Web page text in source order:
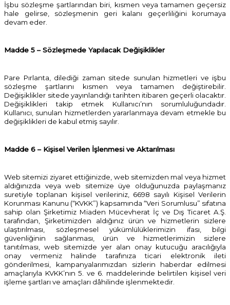
İşbu sözleşme şartlarından biri, kısmen veya tamamen geçersiz
hale gelirse, sözleşmenin geri kalanı geçerliliğini korumaya
devam eder.
Madde 5 – Sözleşmede Yapılacak Değişiklikler
Pare Pırlanta, dilediği zaman sitede sunulan hizmetleri ve işbu
sözleşme şartlarını kısmen veya tamamen değiştirebilir.
Değişiklikler sitede yayınlandığı tarihten itibaren geçerli olacaktır.
Değişiklikleri takip etmek Kullanıcı’nın sorumluluğundadır.
Kullanıcı, sunulan hizmetlerden yararlanmaya devam etmekle bu
değişiklikleri de kabul etmiş sayılır.
Madde 6 – Kişisel Verilen İşlenmesi ve Aktarılması
Web sitemizi ziyaret ettiğinizde, web sitemizden mal veya hizmet
aldığınızda veya web sitemize üye olduğunuzda paylaşmanız
suretiyle toplanan kişisel verileriniz, 6698 sayılı Kişisel Verilerin
Korunması Kanunu (“KVKK”) kapsamında “Veri Sorumlusu” sıfatına
sahip olan Şirketimiz Miaden Mücevherat İç ve Dış Ticaret A.Ş.
tarafından, Şirketimizden aldığınız ürün ve hizmetlerin sizlere
ulaştırılması, sözleşmesel yükümlülüklerimizin ifası, bilgi
güvenliğinin sağlanması, ürün ve hizmetlerimizin sizlere
tanıtılması, web sitemizde yer alan onay kutucuğu aracılığıyla
onay vermeniz halinde tarafınıza ticari elektronik ileti
gönderilmesi, kampanyalarımızdan sizlerin haberdar edilmesi
amaçlarıyla KVKK’nın 5. ve 6. maddelerinde belirtilen kişisel veri
işleme şartları ve amaçları dâhilinde işlenmektedir.